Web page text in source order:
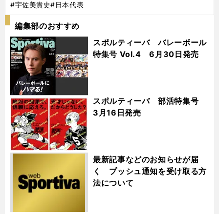
#宇佐美貴史#日本代表
編集部のおすすめ
スポルティーバ バレーボール
特集号 Vol.4 6月30日発売
スポルティーバ 部活特集号
3月16日発売
最新記事などのお知らせが届
く プッシュ通知を受け取る方
法について